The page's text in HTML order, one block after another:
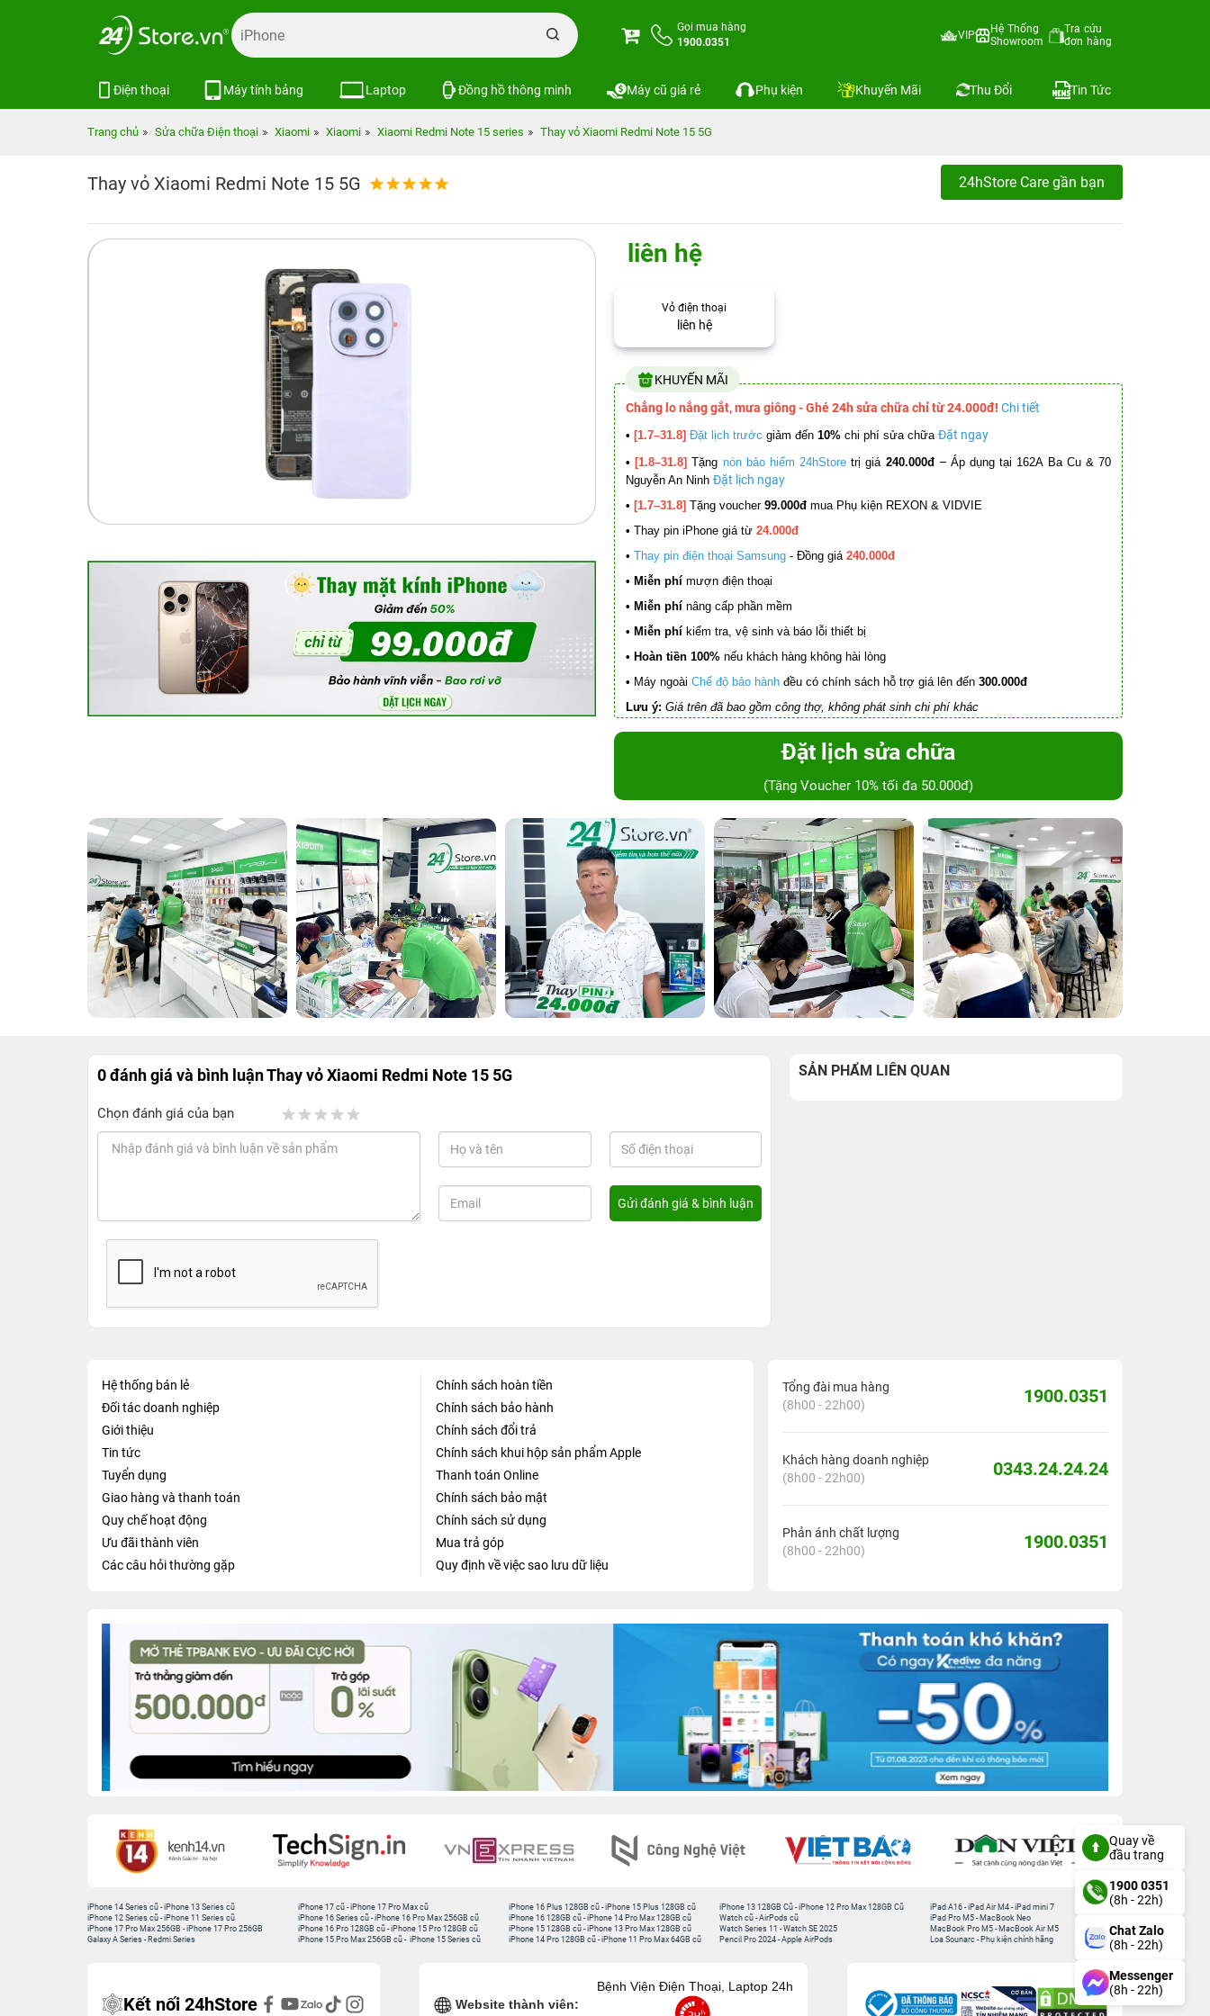
Gọi mua hàng
1900.0351
VIP
Hệ Thống
Showroom
Tra cứu
đơn hàng
Điện thoại Máy tính bảng Laptop Đồng hồ thông minh Máy cũ giá rẻ Phụ kiện Khuyến Mãi Thu Đổi Tin Tức
Trang chủ Sửa chữa Điện thoại Xiaomi Xiaomi Xiaomi Redmi Note 15 series Thay vỏ Xiaomi Redmi Note 15 5G
Thay vỏ Xiaomi Redmi Note 15 5G 24hStore Care gần bạn
liên hệ
Vỏ điện thoại
liên hệ
KHUYẾN MÃI
Chẳng lo nắng gắt, mưa giông - Ghé 24h sửa chữa chỉ từ 24.000đ! Chi tiết
• [1.7–31.8] Đặt lịch trước giảm đến 10% chi phí sửa chữa Đặt ngay
• [1.8–31.8] Tặng nón bảo hiểm 24hStore trị giá 240.000đ – Áp dụng tại 162A Ba Cu & 70
Nguyễn An Ninh Đặt lịch ngay
• [1.7–31.8] Tặng voucher 99.000đ mua Phụ kiện REXON & VIDVIE
• Thay pin iPhone giá từ 24.000đ
• Thay pin điện thoại Samsung - Đồng giá 240.000đ
• Miễn phí mượn điện thoại
• Miễn phí nâng cấp phần mềm
• Miễn phí kiểm tra, vệ sinh và báo lỗi thiết bị
• Hoàn tiền 100% nếu khách hàng không hài lòng
• Máy ngoài Chế độ bảo hành đều có chính sách hỗ trợ giá lên đến 300.000đ
Lưu ý: Giá trên đã bao gồm công thợ, không phát sinh chi phí khác
Đặt lịch sửa chữa
(Tặng Voucher 10% tối đa 50.000đ)
0 đánh giá và bình luậnThay vỏ Xiaomi Redmi Note 15 5G
Chọn đánh giá của bạn
SẢN PHẨM LIÊN QUAN
Hệ thống bán lẻ
Đối tác doanh nghiệp
Giới thiệu
Tin tức
Tuyển dụng
Giao hàng và thanh toán
Quy chế hoạt động
Ưu đãi thành viên
Các câu hỏi thường gặp
Chính sách hoàn tiền
Chính sách bảo hành
Chính sách đổi trả
Chính sách khui hộp sản phẩm Apple
Thanh toán Online
Chính sách bảo mật
Chính sách sử dụng
Mua trả góp
Quy định về việc sao lưu dữ liệu
Tổng đài mua hàng
(8h00 - 22h00)
1900.0351
Khách hàng doanh nghiệp
(8h00 - 22h00)
0343.24.24.24
Phản ánh chất lượng
(8h00 - 22h00)
1900.0351
iPhone 14 Series cũ -iPhone 13 Series cũ
iPhone 12 Series cũ -iPhone 11 Series cũ
iPhone 17 Pro Max 256GB -iPhone 17 Pro 256GB
Galaxy A Series - Redmi Series
iPhone 17 cũ -iPhone 17 Pro Max cũ
iPhone 16 Series cũ - iPhone 16 Pro Max 256GB cũ
iPhone 16 Pro 128GB cũ -iPhone 15 Pro 128GB cũ
iPhone 15 Pro Max 256GB cũ - iPhone 15 Series cũ
iPhone 16 Plus 128GB cũ -iPhone 15 Plus 128GB cũ
iPhone 16 128GB cũ -iPhone 14 Pro Max 128GB cũ
iPhone 15 128GB cũ -iPhone 13 Pro Max 128GB cũ
iPhone 14 Pro 128GB cũ -iPhone 11 Pro Max 64GB cũ
iPhone 13 128GB Cũ -iPhone 12 Pro Max 128GB Cũ
Watch cũ -AirPods cũ
Watch Series 11 -Watch SE 2025
Pencil Pro 2024 -Apple AirPods
iPad A16 -iPad Air M4 -iPad mini 7
iPad Pro M5 - MacBook Neo
MacBook Pro M5 - MacBook Air M5
Loa Sounarc - Phụ kiện chính hãng
Kết nối 24hStore Website thành viên:
Bệnh Viện Điện Thoại, Laptop 24h
Quay về
đầu trang
1900 0351
(8h - 22h)
Chat Zalo
(8h - 22h)
Messenger
(8h - 22h)